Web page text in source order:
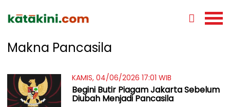
Makna Pancasila
KAMIS, 04/06/2026 17:01 WIB
Begini Butir Piagam Jakarta Sebelum
Diubah Menjadi Pancasila